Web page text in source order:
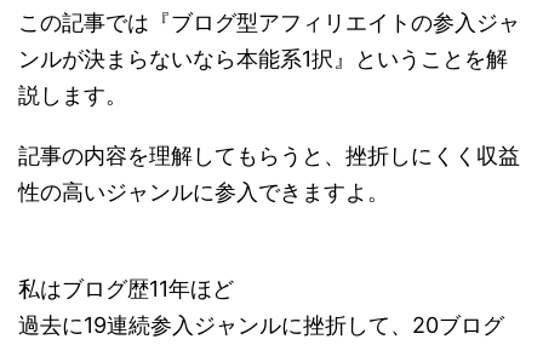
この記事では『ブログ型アフィリエイトの参入ジャ
ンルが決まらないなら本能系1択』ということを解
説します。
記事の内容を理解してもらうと、挫折しにくく収益
性の高いジャンルに参入できますよ。
私はブログ歴11年ほど
過去に19連続参入ジャンルに挫折して、20ブログ